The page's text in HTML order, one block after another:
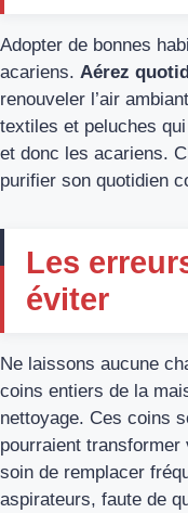
Adopter de bonnes
acariens. Aérez
renouveler l’air
textiles et peluches
et donc les acariens.
purifier son quotidien
Les
éviter
Ne laissons aucune
coins entiers de la
nettoyage. Ces coins
pourraient
soin de remplacer
aspirateurs, faute de